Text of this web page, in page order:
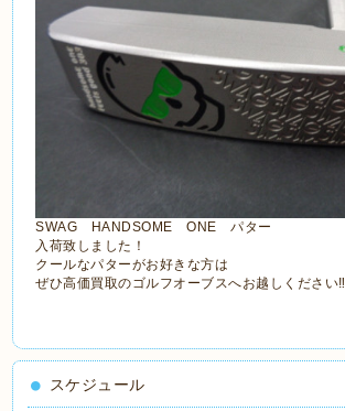
SWAG HANDSOME ONE パター
入荷致しました！
クールなパターがお好きな方は
ぜひ高価買取のゴルフオーブスへお越しください‼
スケジュール